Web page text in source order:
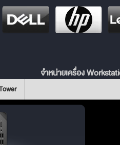
จำหน่ายเครื่อง